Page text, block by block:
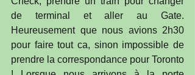
de terminal et aller au Gate.
Heureusement que nous avions 2h30
pour faire tout ca, sinon impossible de
prendre la correspondance pour Toronto